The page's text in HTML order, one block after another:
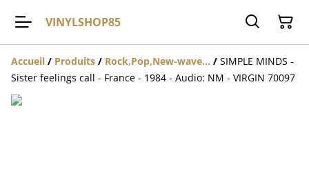
VINYLSHOP85
Accueil / Produits / Rock,Pop,New-wave... / SIMPLE MINDS -
Sister feelings call - France - 1984 - Audio: NM - VIRGIN 70097